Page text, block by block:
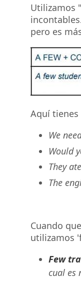
Utilizamos
pero es
Aquí
We
Would
They ate
The
Cuando
utilizamos
Few
cual es